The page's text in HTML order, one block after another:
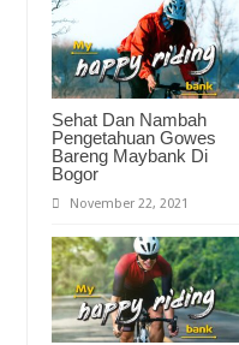
Sehat Dan Nambah
Pengetahuan Gowes
Bareng Maybank Di
Bogor
November 22, 2021